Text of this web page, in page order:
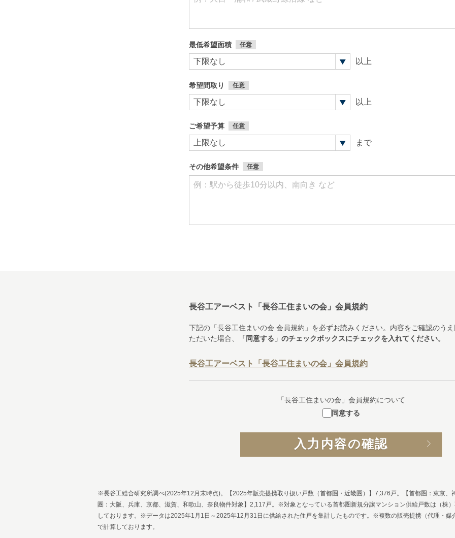
最低希望面積
以上
希望間取り
以上
ご希望予算
まで
その他希望条件
長谷工アーベスト「長谷工住まいの会」会員規約
下記の「長谷工住まいの会 会員規約」を必ずお読みください。内容をご確認のう
ただいた場合、
「同意する」のチェックボックスにチェックを入れてください。
長谷工アーベスト「長谷工住まいの会」会員規約
「長谷工住まいの会」会員規約について
同意する
※長谷工総合研究所調べ(2025年12月末時点)。【2025年販売提携取り扱い戸数（首都圏・近畿圏）】7,376戸。【首都圏：東京、
圏：大阪、兵庫、京都、滋賀、和歌山、奈良物件対象】2,117戸。※対象となっている首都圏新規分譲マンション供給戸数は（株
しております。※データは2025年1月1日～2025年12月31日に供給された住戸を集計したものです。※複数の販売提携（代理・媒
で計算しております。